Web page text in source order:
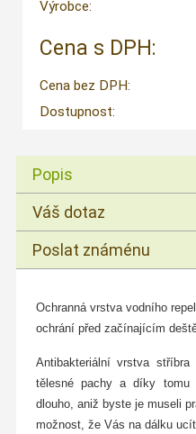
Výrobce:
Cena s DPH:
Cena bez DPH:
Dostupnost:
Popis
Váš dotaz
Poslat známénu
Ochranná vrstva vodního
ochrání před začínajícím
Antibakteriální vrstva
tělesné pachy a díky tomu
dlouho, aniž byste je museli
možnost, že Vás na dálku